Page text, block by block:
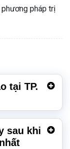
pháp trị
tại TP.
sau khi